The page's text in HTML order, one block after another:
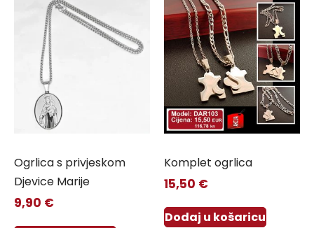
Ogrlica s privjeskom
Djevice Marije
9,90 €
Komplet ogrlica
15,50 €
Dodaj u košaricu